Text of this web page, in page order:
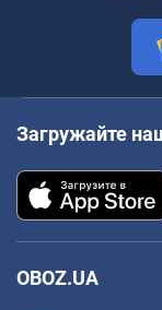
Загружайте
OBOZ.UA